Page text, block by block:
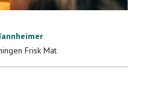
mer för
Frisk Mat